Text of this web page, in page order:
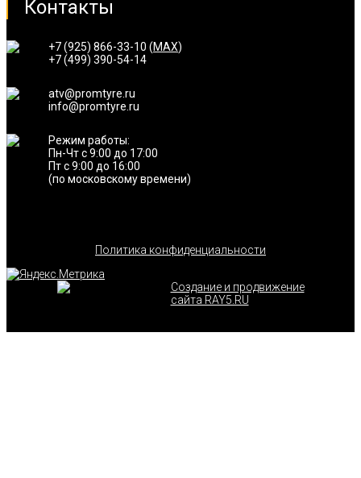
Контакты
+7 (925) 866-33-10 (MAX)
+7 (499) 390-54-14
atv@promtyre.ru
info@promtyre.ru
Режим работы:
Пн-Чт с 9:00 до 17:00
Пт с 9:00 до 16:00
(по московскому времени)
Политика конфиденциальности
Создание и продвижение
сайта RAY5.RU